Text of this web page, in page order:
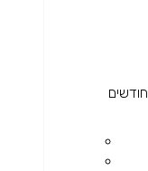
דואל סים פיזי אחריות ל 12 חודשים